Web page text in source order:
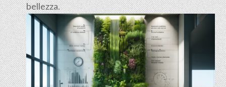
bellezza.